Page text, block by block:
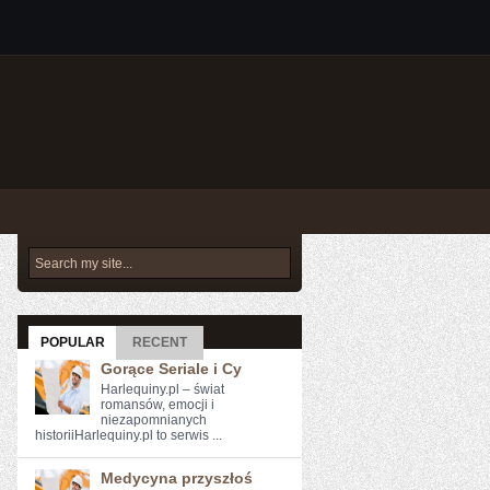
POPULAR RECENT
Gorące Seriale i Cy
Harlequiny.pl – świat
romansów, emocji i
niezapomnianych
historiiHarlequiny.pl to serwis ...
Medycyna przyszłoś